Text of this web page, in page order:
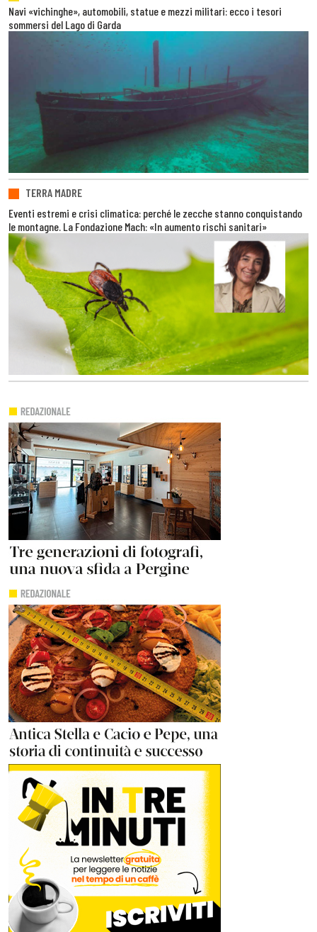
Navi «vichinghe», automobili, statue e mezzi militari: ecco i tesori
sommersi del Lago di Garda
TERRA MADRE
Eventi estremi e crisi climatica: perché le zecche stanno conquistando
le montagne. La Fondazione Mach: «In aumento rischi sanitari»